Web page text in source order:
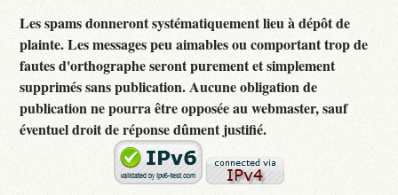
Les spams donneront systématiquement lieu à dépôt de
plainte. Les messages peu aimables ou comportant trop de
fautes d'orthographe seront purement et simplement
supprimés sans publication. Aucune obligation de
publication ne pourra être opposée au webmaster, sauf
éventuel droit de réponse dûment justifié.